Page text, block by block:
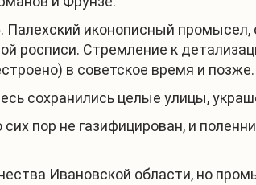
иконописный
росписи. Стремление к
в советское время и позже.
сохранились целые улицы,
пор не газифицирован, и
Ивановской области, но